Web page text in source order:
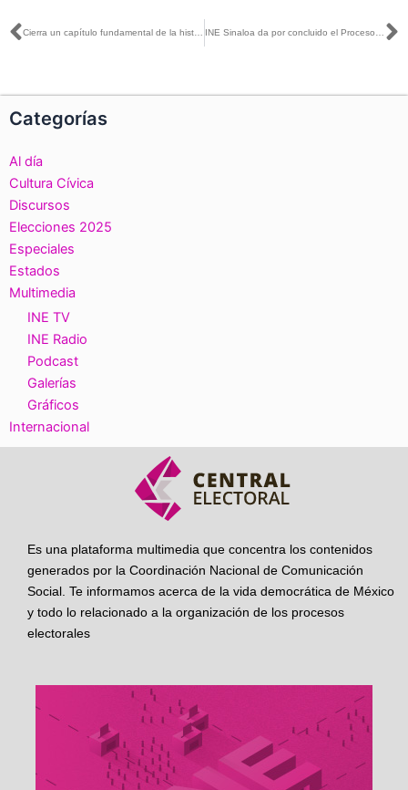
Ant
Categorías
Al día
Cultura Cívica
Discursos
Elecciones 2025
Especiales
Estados
Multimedia
INE TV
INE Radio
Podcast
Galerías
Gráficos
Internacional
Es una plataforma multimedia que concentra los contenidos
generados por la Coordinación Nacional de Comunicación
Social. Te informamos acerca de la vida democrática de México
y todo lo relacionado a la organización de los procesos
electorales